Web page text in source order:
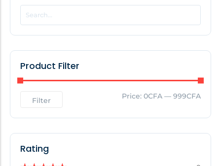
POPULAR THIS WEEK
No Posts Found!
No Posts Found!
Product Filter
Filter Price: 0CFA — 999CFA
Rating